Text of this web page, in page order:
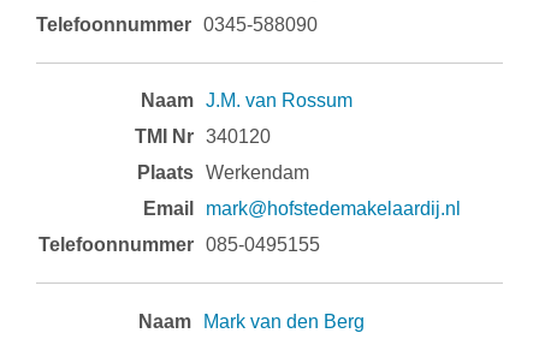
0345-588090
J.M. van Rossum
340120
Werkendam
mark@hofstedemakelaardij.nl
085-0495155
Mark van den Berg